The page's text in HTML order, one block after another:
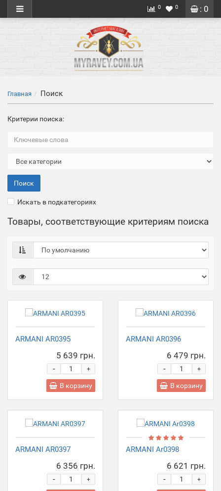
: 0
0 0
Главная Поиск
Критерии поиска:
Искать в подкатегориях
Товары, соответствующие критериям поиска
ARMANI AR0395
5 639 грн.
+
-
В корзину
ARMANI AR0396
6 479 грн.
+
-
В корзину
ARMANI AR0397
6 356 грн.
+
-
ARMANI Ar0398
6 621 грн.
+
-